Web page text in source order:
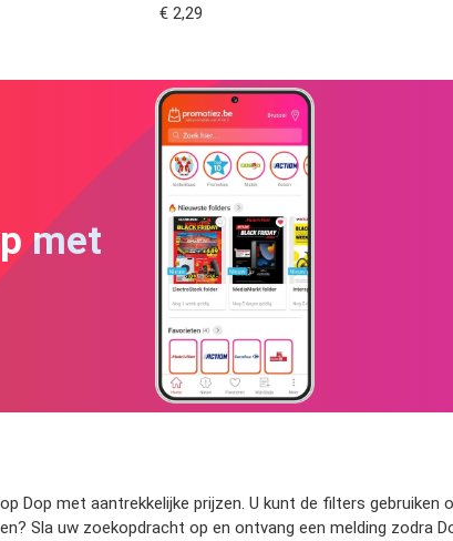
€ 2,29
met
Dop met aantrekkelijke prijzen. U kunt de filters
Sla uw zoekopdracht op en ontvang een melding zodra